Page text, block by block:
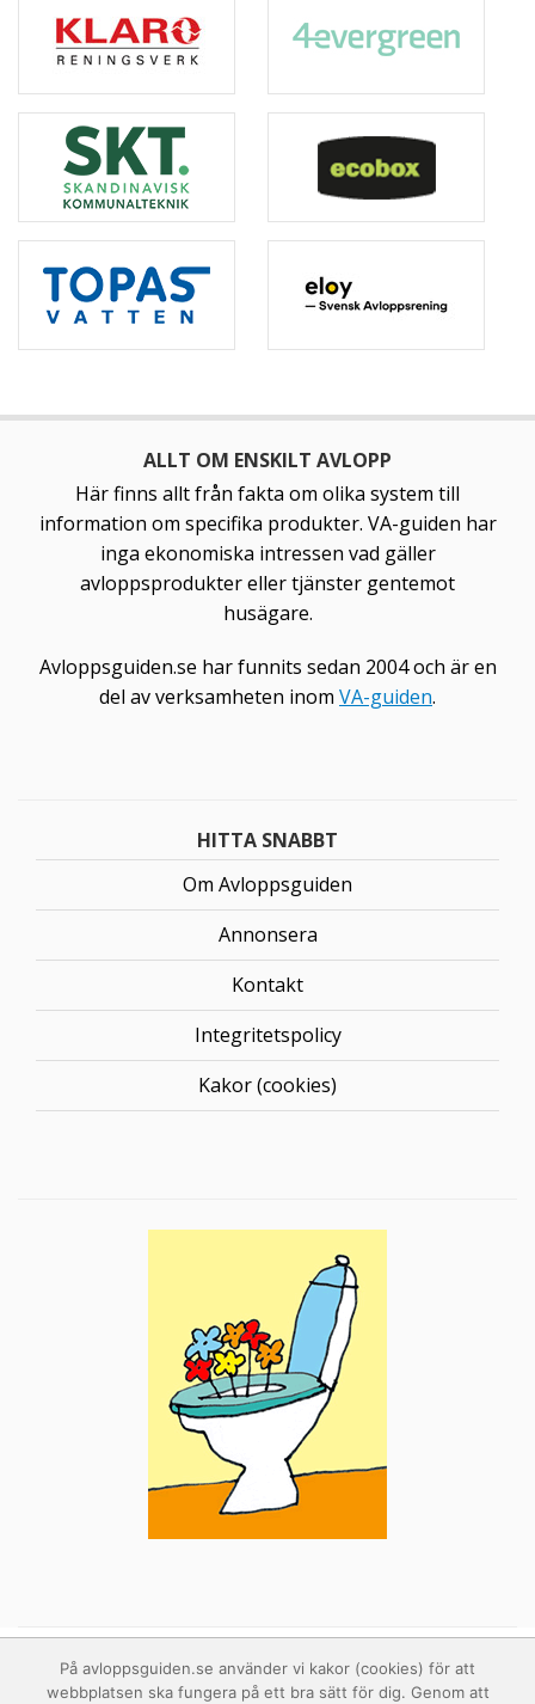
ALLT OM ENSKILT AVLOPP
Här finns allt från fakta om olika system till
information om specifika produkter. VA-guiden har
inga ekonomiska intressen vad gäller
avloppsprodukter eller tjänster gentemot
husägare.
Avloppsguiden.se har funnits sedan 2004 och är en
del av verksamheten inom VA-guiden.
HITTA SNABBT
Om Avloppsguiden
Annonsera
Kontakt
Integritetspolicy
Kakor (cookies)
På avloppsguiden.se använder vi kakor (cookies) för att
webbplatsen ska fungera på ett bra sätt för dig. Genom att